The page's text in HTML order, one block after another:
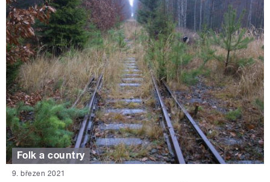
Folk a country
9. březen 2021